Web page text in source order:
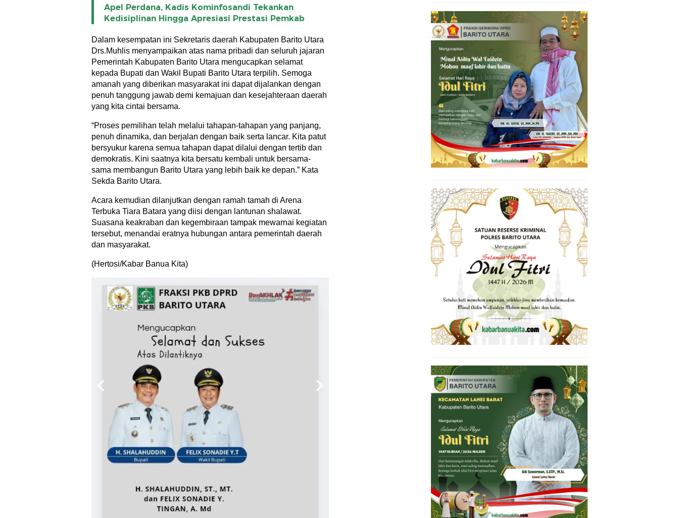
Apel Perdana, Kadis Kominfosandi Tekankan
Kedisiplinan Hingga Apresiasi Prestasi Pemkab
Dalam kesempatan ini Sekretaris daerah Kabupaten Barito Utara
Drs.Muhlis menyampaikan atas nama pribadi dan seluruh jajaran
Pemerintah Kabupaten Barito Utara mengucapkan selamat
kepada Bupati dan Wakil Bupati Barito Utara terpilih. Semoga
amanah yang diberikan masyarakat ini dapat dijalankan dengan
penuh tanggung jawab demi kemajuan dan kesejahteraan daerah
yang kita cintai bersama.
“Proses pemilihan telah melalui tahapan-tahapan yang panjang,
penuh dinamika, dan berjalan dengan baik serta lancar. Kita patut
bersyukur karena semua tahapan dapat dilalui dengan tertib dan
demokratis. Kini saatnya kita bersatu kembali untuk bersama-
sama membangun Barito Utara yang lebih baik ke depan.” Kata
Sekda Barito Utara.
Acara kemudian dilanjutkan dengan ramah tamah di Arena
Terbuka Tiara Batara yang diisi dengan lantunan shalawat.
Suasana keakraban dan kegembiraan tampak mewarnai kegiatan
tersebut, menandai eratnya hubungan antara pemerintah daerah
dan masyarakat.
(Hertosi/Kabar Banua Kita)